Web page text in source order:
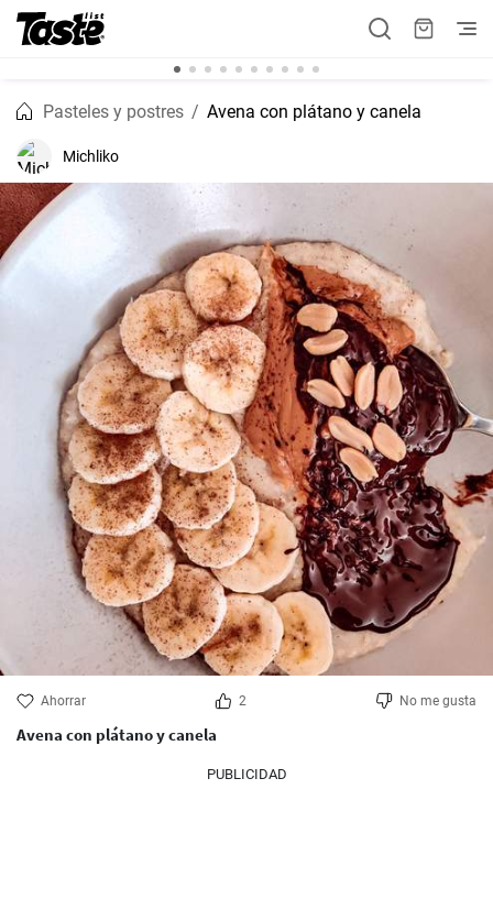
Pasteles y postres Avena con plátano y canela
Michliko
Ahorrar 2 No me gusta
Avena con plátano y canela
PUBLICIDAD